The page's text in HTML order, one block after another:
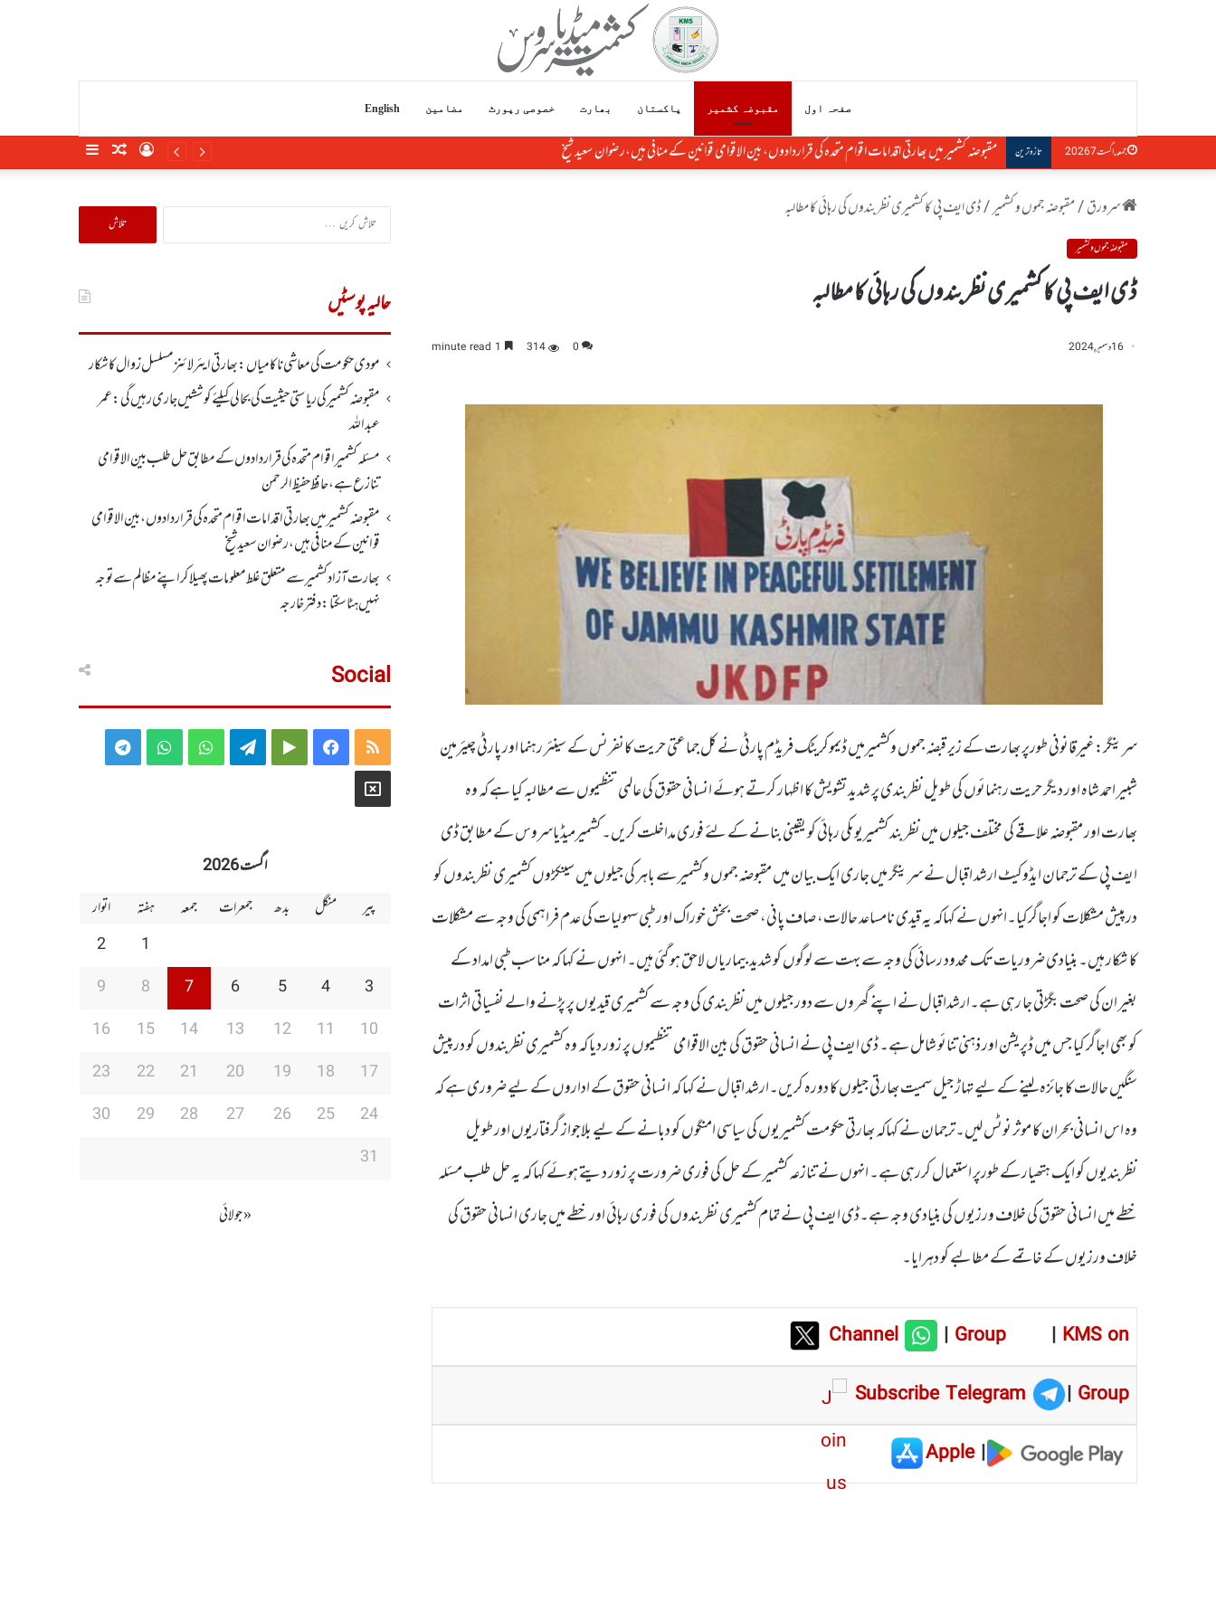
صفحہ اول مقبوضہ کشمیر پاکستان بھارت خصوصی رپورٹ مضامین English
جمعہ, اگست 7 2026 تازہ ترین مقبوضہ کشمیر میں بھارتی اقدامات اقوام متحدہ کی قراردادوں، بین الاقوامی قوانین کے منافی ہیں،رضوان سعید شیخ SidebarRandomLog
سرورق/مقبوضہ جموں و کشمیر/ڈی ایف پی کا کشمیری نظربندوں کی رہائی کا مطالبہ
مقبوضہ جموں و کشمیر
ڈی ایف پی کا کشمیری نظربندوں کی رہائی کا مطالبہ
16 دسمبر, 2024 0
314
سرینگر:غیرقانونی طورپر بھارت کے زیر قبضہ جموں وکشمیرمیں ڈیموکریٹک فریڈم پارٹی نے کل جماعتی حریت کانفرنس کے سینئر رہنما اور پارٹی چیئرمین
شبیر احمد شاہ اور دیگر حریت رہنمائوں کی طویل نظربندی پر شدید تشویش کا اظہار کرتے ہوئے انسانی حقوق کی عالمی تنظیموں سے مطالبہ کیا ہے کہ وہ
بھارت اور مقبوضہ علاقے کی مختلف جیلوں میں نظر بند کشمیریوںکی رہائی کو یقینی بنانے کے لئے فوری مداخلت کریں۔ کشمیرمیڈیاسروس کے مطابق ڈی
ایف پی کے ترجمان ایڈوکیٹ ارشد اقبال نے سرینگر میں جاری ایک بیان میں مقبوضہ جموں وکشمیر سے باہر کی جیلوں میں سینکڑوں کشمیری نظربندوں کو
درپیش مشکلات کو اجاگرکیا۔انہوں نے کہاکہ یہ قیدی نامساعد حالات، صاف پانی، صحت بخش خوراک اور طبی سہولیات کی عدم فراہمی کی وجہ سے مشکلات
کا شکار ہیں۔ بنیادی ضروریات تک محدود رسائی کی وجہ سے بہت سے لوگوں کو شدید بیماریاں لاحق ہو گئی ہیں۔ انہوں نے کہا کہ مناسب طبی امداد کے
بغیر ان کی صحت بگڑتی جا رہی ہے۔ارشداقبال نے اپنے گھر وں سے دور جیلوں میں نظربندی کی وجہ سے کشمیری قیدیوں پر پڑنے والے نفسیاتی اثرات
کو بھی اجاگر کیا جس میں ڈپریشن اور ذہنی تنائو شامل ہے۔ ڈی ایف پی نے انسانی حقوق کی بین الاقوامی تنظیموں پر زور دیا کہ وہ کشمیری نظربندوں کو درپیش
سنگیں حالات کا جائزہ لینے کے لیے تہاڑ جیل سمیت بھارتی جیلوں کا دورہ کریں۔ارشد اقبال نے کہا کہ انسانی حقوق کے اداروں کے لیے ضروری ہے کہ
وہ اس انسانی بحران کا موثر نوٹس لیں۔ترجمان نے کہاکہ بھارتی حکومت کشمیریوں کی سیاسی امنگوں کو دبانے کے لیے بلاجواز گرفتاریوں اور طویل
نظربندیوں کو ایک ہتھیار کے طورپر استعمال کررہی ہے۔ انہوں نے تنازعہ کشمیر کے حل کی فوری ضرورت پر زور دیتے ہوئے کہا کہ یہ حل طلب مسئلہ
خطے میں انسانی حقوق کی خلاف ورزیوں کی بنیادی وجہ ہے۔ڈی ایف پی نے تمام کشمیری نظربندوں کی فوری رہائی اور خطے میں جاری انسانی حقوق کی
خلاف ورزیوں کے خاتمے کے مطالبے کو دہرایا۔
Channel |Group | KMS on
Subscribe Telegram
| Group
|
Apple
تلاش
کریں
حالیہ پوسٹیں
مودی حکومت کی معاشی ناکامیاں: بھارتی ایئرلائنز مسلسل زوال کا شکار
مقبوضہ کشمیر کی ریاستی حیثیت کی بحالی کیلئے کوششیں جاری رہیں گی: عمر
عبداللہ
مسئلہ کشمیر اقوام متحدہ کی قراردادوں کے مطابق حل طلب بین الاقوامی
تنازع ہے، حافظ حفیظ الرحمن
مقبوضہ کشمیر میں بھارتی اقدامات اقوام متحدہ کی قراردادوں، بین الاقوامی
قوانین کے منافی ہیں،رضوان سعید شیخ
بھارت آزاد کشمیر سے متعلق غلط معلومات پھیلا کر اپنے مظالم سے توجہ
نہیں ہٹا سکتا: دفتر خارجہ
Social
RSS
Facebook
Google
Telegram
WhatsApp
WhatsApp
Telegram
X
اگست 2026
پیر
منگل بدھ جمعرات جمعہ ہفتہ
اتوار
1
2
3
4
5
6
7
8
9
10
11
12
13
14
15
16
17
18
19
20
21
22
23
24
25
26
27
28
29
30
31
« جولائی